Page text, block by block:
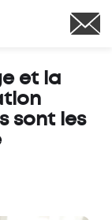
et la
sont les